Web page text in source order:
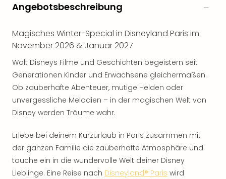
Angebotsbeschreibung
Magisches Winter-Special in Disneyland Paris im
November 2026 & Januar 2027
Walt Disneys Filme und Geschichten begeistern seit
Generationen Kinder und Erwachsene gleichermaßen.
Ob zauberhafte Abenteuer, mutige Helden oder
unvergessliche Melodien – in der magischen Welt von
Disney werden Träume wahr.
Erlebe bei deinem Kurzurlaub in Paris zusammen mit
der ganzen Familie die zauberhafte Atmosphäre und
tauche ein in die wundervolle Welt deiner Disney
Lieblinge. Eine Reise nach Disneyland® Paris wird